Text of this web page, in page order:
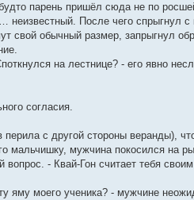
парень пришёл сюда не по
После чего спрыгнул с
свой обычный размер, запрыгнул
на лестнице? - его явно
согласия.
с другой стороны веранды),
мальчишку, мужчина покосился на
вопрос. - Квай-Гон считает тебя
моего ученика? - мужчине